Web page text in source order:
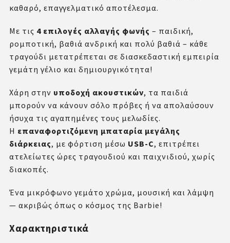
καθαρό, επαγγελματικό αποτέλεσμα.
Με τις 4 επιλογές αλλαγής φωνής – παιδική,
ρομποτική, βαθιά ανδρική και πολύ βαθιά – κάθε
τραγούδι μετατρέπεται σε διασκεδαστική εμπειρία
γεμάτη γέλιο και δημιουργικότητα!
Χάρη στην υποδοχή ακουστικών, τα παιδιά
μπορούν να κάνουν σόλο πρόβες ή να απολαύσουν
ήσυχα τις αγαπημένες τους μελωδίες.
Η επαναφορτιζόμενη μπαταρία μεγάλης
διάρκειας, με φόρτιση μέσω USB-C, επιτρέπει
ατελείωτες ώρες τραγουδιού και παιχνιδιού, χωρίς
διακοπές.
Ένα μικρόφωνο γεμάτο χρώμα, μουσική και λάμψη
— ακριβώς όπως ο κόσμος της Barbie!
Χαρακτηριστικά